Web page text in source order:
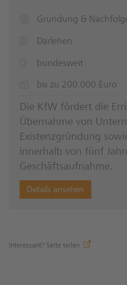
Gründung &
Darlehen
bundesweit
bis zu 200.000 Euro
Die KfW fördert die
Übernahme von
Existenzgründung
innerhalb von fünf
Geschäftsaufnahme.
Details ansehen
Interessant? Seite teilen